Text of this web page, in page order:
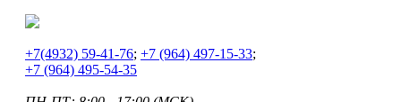
+7(4932) 59-41-76; +7 (964) 497-15-33;
+7 (964) 495-54-35